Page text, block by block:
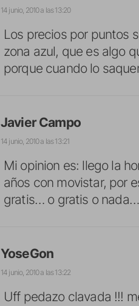
14 junio, 2010 a las 13:20
Los precios por puntos
zona azul, que es algo
porque cuando lo
Javier Campo
14 junio, 2010 a las 13:21
Mi opinion es: llego la
años con movistar, por
gratis… o gratis o
YoseGon
14 junio, 2010 a las 13:22
Uff pedazo clavada !!!